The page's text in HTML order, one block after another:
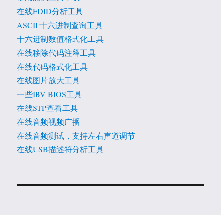
在线EDID分析工具
ASCII 十六进制查询工具
十六进制数值格式化工具
在线移除代码注释工具
在线代码格式化工具
在线图片放大工具
一些IBV BIOS工具
在线STP查看工具
在线音频视频广播
在线音频测试，支持左右声道调节
在线USB描述符分析工具